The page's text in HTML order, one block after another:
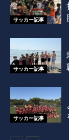
サッカー記事
サッカー記事
サッカー記事